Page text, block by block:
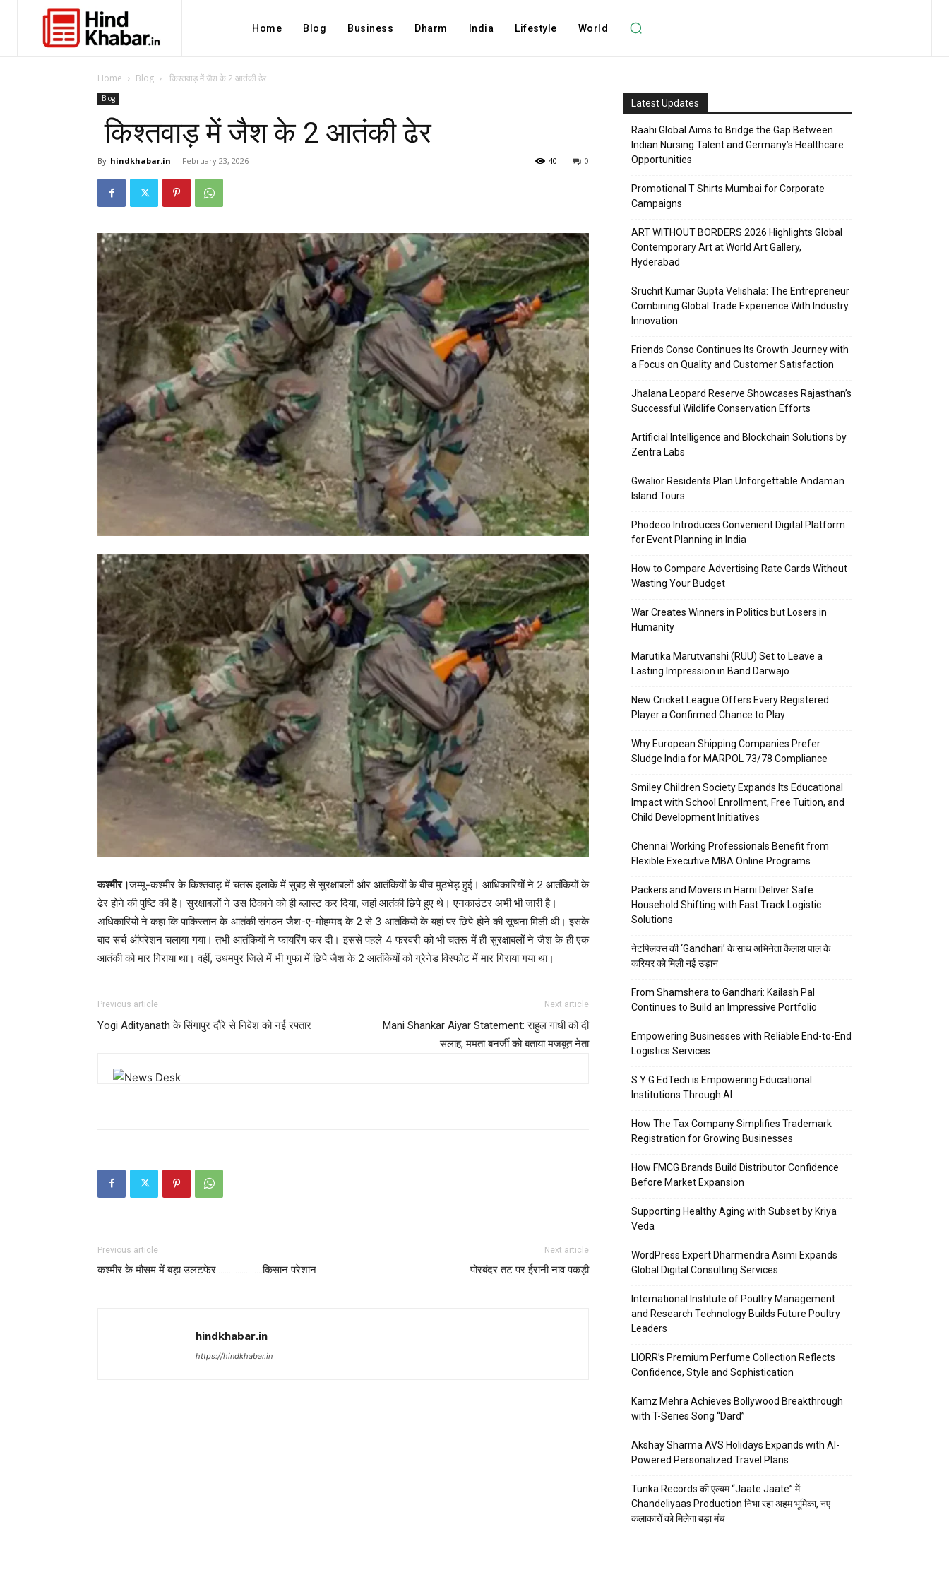
Home Blog Business Dharm India Lifestyle World
Home Blog किश्तवाड़ में जैश के 2 आतंकी ढेर
Blog
किश्तवाड़ में जैश के 2 आतंकी ढेर
By hindkhabar.in - February 23, 2026 0
40
कश्मीर।जम्मू-कश्मीर के किश्तवाड़ में चतरू इलाके में सुबह से सुरक्षाबलों और आतंकियों के बीच मुठभेड़ हुई। आधिकारियों ने 2 आतंकियों के
ढेर होने की पुष्टि की है। सुरक्षाबलों ने उस ठिकाने को ही ब्लास्ट कर दिया, जहां आतंकी छिपे हुए थे। एनकाउंटर अभी भी जारी है।
अधिकारियों ने कहा कि पाकिस्तान के आतंकी संगठन जैश-ए-मोहम्मद के 2 से 3 आतंकियों के यहां पर छिपे होने की सूचना मिली थी। इसके
बाद सर्च ऑपरेशन चलाया गया। तभी आतंकियों ने फायरिंग कर दी। इससे पहले 4 फरवरी को भी चतरू में ही सुरक्षाबलों ने जैश के ही एक
आतंकी को मार गिराया था। वहीं, उधमपुर जिले में भी गुफा में छिपे जैश के 2 आतंकियों को ग्रेनेड विस्फोट में मार गिराया गया था।
Previous article
Yogi Adityanath के सिंगापुर दौरे से निवेश को नई रफ्तार
Next article
Mani Shankar Aiyar Statement: राहुल गांधी को दी
सलाह, ममता बनर्जी को बताया मजबूत नेता
Previous article
कश्मीर के मौसम में बड़ा उलटफेर………………….किसान परेशान
Next article
पोरबंदर तट पर ईरानी नाव पकड़ी
hindkhabar.in
https://hindkhabar.in
Latest Updates
Raahi Global Aims to Bridge the Gap Between
Indian Nursing Talent and Germany’s Healthcare
Opportunities
Promotional T Shirts Mumbai for Corporate
Campaigns
ART WITHOUT BORDERS 2026 Highlights Global
Contemporary Art at World Art Gallery,
Hyderabad
Sruchit Kumar Gupta Velishala: The Entrepreneur
Combining Global Trade Experience With Industry
Innovation
Friends Conso Continues Its Growth Journey with
a Focus on Quality and Customer Satisfaction
Jhalana Leopard Reserve Showcases Rajasthan’s
Successful Wildlife Conservation Efforts
Artificial Intelligence and Blockchain Solutions by
Zentra Labs
Gwalior Residents Plan Unforgettable Andaman
Island Tours
Phodeco Introduces Convenient Digital Platform
for Event Planning in India
How to Compare Advertising Rate Cards Without
Wasting Your Budget
War Creates Winners in Politics but Losers in
Humanity
Marutika Marutvanshi (RUU) Set to Leave a
Lasting Impression in Band Darwajo
New Cricket League Offers Every Registered
Player a Confirmed Chance to Play
Why European Shipping Companies Prefer
Sludge India for MARPOL 73/78 Compliance
Smiley Children Society Expands Its Educational
Impact with School Enrollment, Free Tuition, and
Child Development Initiatives
Chennai Working Professionals Benefit from
Flexible Executive MBA Online Programs
Packers and Movers in Harni Deliver Safe
Household Shifting with Fast Track Logistic
Solutions
नेटफ्लिक्स की ‘Gandhari’ के साथ अभिनेता कैलाश पाल के
करियर को मिली नई उड़ान
From Shamshera to Gandhari: Kailash Pal
Continues to Build an Impressive Portfolio
Empowering Businesses with Reliable End-to-End
Logistics Services
S Y G EdTech is Empowering Educational
Institutions Through AI
How The Tax Company Simplifies Trademark
Registration for Growing Businesses
How FMCG Brands Build Distributor Confidence
Before Market Expansion
Supporting Healthy Aging with Subset by Kriya
Veda
WordPress Expert Dharmendra Asimi Expands
Global Digital Consulting Services
International Institute of Poultry Management
and Research Technology Builds Future Poultry
Leaders
LIORR’s Premium Perfume Collection Reflects
Confidence, Style and Sophistication
Kamz Mehra Achieves Bollywood Breakthrough
with T-Series Song “Dard”
Akshay Sharma AVS Holidays Expands with AI-
Powered Personalized Travel Plans
Tunka Records की एल्बम “Jaate Jaate” में
Chandeliyaas Production निभा रहा अहम भूमिका, नए
कलाकारों को मिलेगा बड़ा मंच